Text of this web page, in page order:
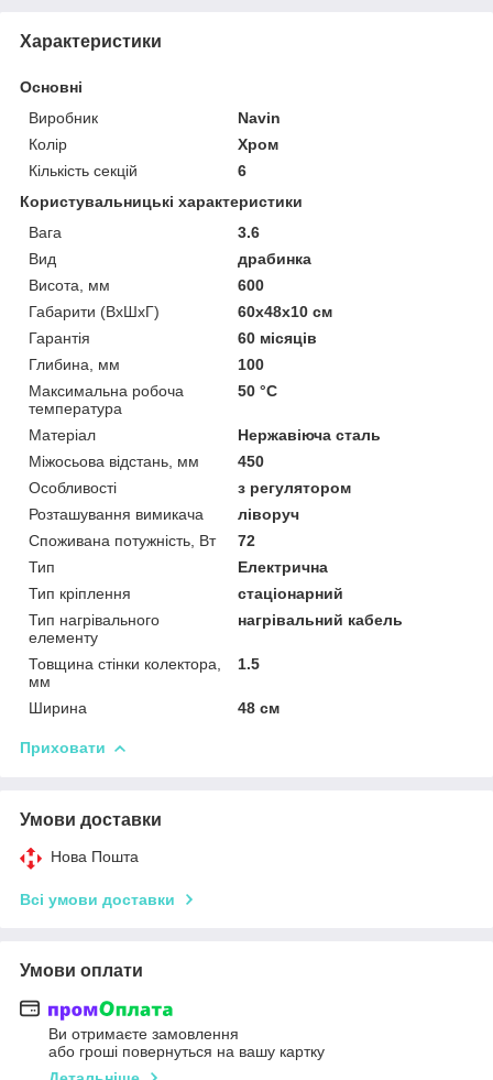
Характеристики
Основні
Виробник
Navin
Колір
Хром
Кількість секцій
6
Користувальницькі характеристики
Вага
3.6
Вид
драбинка
Висота, мм
600
Габарити (ВхШхГ)
60x48x10 см
Гарантія
60 місяців
Глибина, мм
100
Максимальна робоча
температура
50 °С
Матеріал
Нержавіюча сталь
Міжосьова відстань, мм
450
Особливості
з регулятором
Розташування вимикача
ліворуч
Споживана потужність, Вт
72
Тип
Електрична
Тип кріплення
стаціонарний
Тип нагрівального
елементу
нагрівальний кабель
Товщина стінки колектора,
мм
1.5
Ширина 48 см
Приховати
Умови доставки
Нова Пошта
Всі умови доставки
Умови оплати
Ви отримаєте замовлення
або гроші повернуться на вашу картку